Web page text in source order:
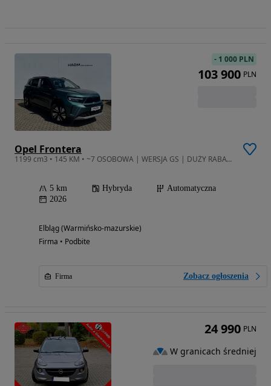
Opel Frontera
1199 cm3 • 145 KM • ~7 OSOBOWA | WERSJA GS | DUŻY RABAT~ Hybrid 1.2 Turbo 145KM eDCT6
5 km Hybryda
Automatyczna
2026
Elbląg (Warmińsko-mazurskie)
Firma • Podbite
Firma Zobacz ogłoszenia
- 1 000 PLN
103 900 PLN
24 990 PLN
W granicach średniej